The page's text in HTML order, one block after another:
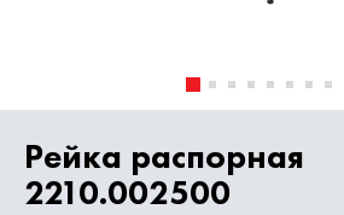
Рейка распорная
2210.002500